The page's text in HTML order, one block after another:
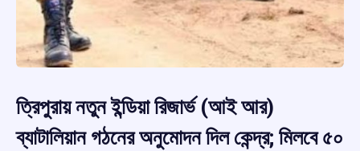
ত্রিপুরায় নতুন ইন্ডিয়া রিজার্ভ (আই আর)
ব্যাটালিয়ান গঠনের অনুমোদন দিল কেন্দ্র; মিলবে ৫০